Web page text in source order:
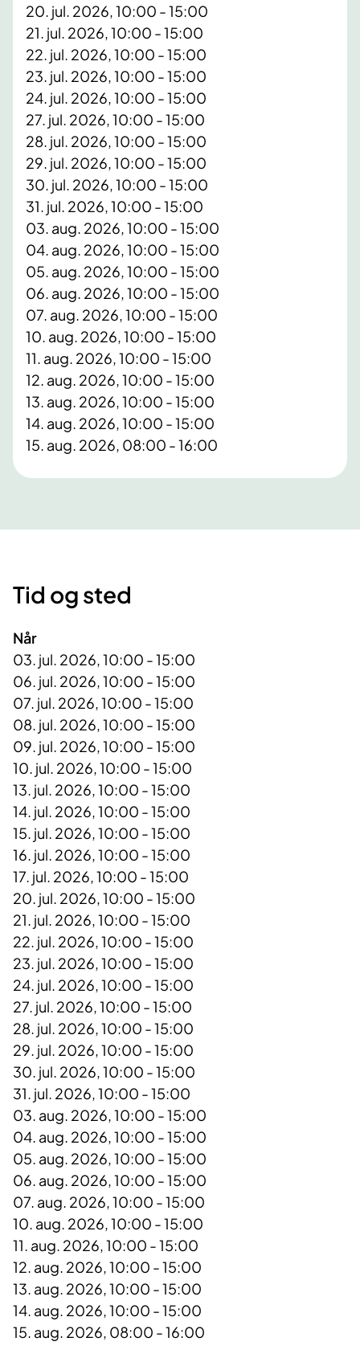
20. jul. 2026, 10:00 - 15:00
21. jul. 2026, 10:00 - 15:00
22. jul. 2026, 10:00 - 15:00
23. jul. 2026, 10:00 - 15:00
24. jul. 2026, 10:00 - 15:00
27. jul. 2026, 10:00 - 15:00
28. jul. 2026, 10:00 - 15:00
29. jul. 2026, 10:00 - 15:00
30. jul. 2026, 10:00 - 15:00
31. jul. 2026, 10:00 - 15:00
03. aug. 2026, 10:00 - 15:00
04. aug. 2026, 10:00 - 15:00
05. aug. 2026, 10:00 - 15:00
06. aug. 2026, 10:00 - 15:00
07. aug. 2026, 10:00 - 15:00
10. aug. 2026, 10:00 - 15:00
11. aug. 2026, 10:00 - 15:00
12. aug. 2026, 10:00 - 15:00
13. aug. 2026, 10:00 - 15:00
14. aug. 2026, 10:00 - 15:00
15. aug. 2026, 08:00 - 16:00
Tid og sted
Når
03. jul. 2026, 10:00 - 15:00
06. jul. 2026, 10:00 - 15:00
07. jul. 2026, 10:00 - 15:00
08. jul. 2026, 10:00 - 15:00
09. jul. 2026, 10:00 - 15:00
10. jul. 2026, 10:00 - 15:00
13. jul. 2026, 10:00 - 15:00
14. jul. 2026, 10:00 - 15:00
15. jul. 2026, 10:00 - 15:00
16. jul. 2026, 10:00 - 15:00
17. jul. 2026, 10:00 - 15:00
20. jul. 2026, 10:00 - 15:00
21. jul. 2026, 10:00 - 15:00
22. jul. 2026, 10:00 - 15:00
23. jul. 2026, 10:00 - 15:00
24. jul. 2026, 10:00 - 15:00
27. jul. 2026, 10:00 - 15:00
28. jul. 2026, 10:00 - 15:00
29. jul. 2026, 10:00 - 15:00
30. jul. 2026, 10:00 - 15:00
31. jul. 2026, 10:00 - 15:00
03. aug. 2026, 10:00 - 15:00
04. aug. 2026, 10:00 - 15:00
05. aug. 2026, 10:00 - 15:00
06. aug. 2026, 10:00 - 15:00
07. aug. 2026, 10:00 - 15:00
10. aug. 2026, 10:00 - 15:00
11. aug. 2026, 10:00 - 15:00
12. aug. 2026, 10:00 - 15:00
13. aug. 2026, 10:00 - 15:00
14. aug. 2026, 10:00 - 15:00
15. aug. 2026, 08:00 - 16:00